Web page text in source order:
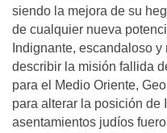
siendo la mejora de su
de cualquier nueva
Indignante, escandaloso
describir la misión fallida
para el Medio Oriente,
para alterar la posición de
asentamientos judíos